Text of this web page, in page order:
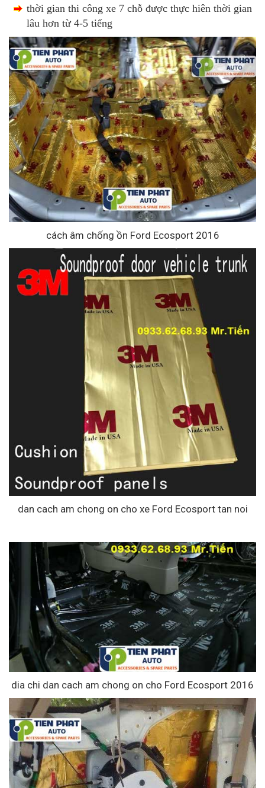
thời gian thi công xe 7 chỗ được thực hiên thời gian
lâu hơn từ 4-5 tiếng
cách âm chống ồn Ford Ecosport 2016
dan cach am chong on cho xe Ford Ecosport tan noi
dia chi dan cach am chong on cho Ford Ecosport 2016